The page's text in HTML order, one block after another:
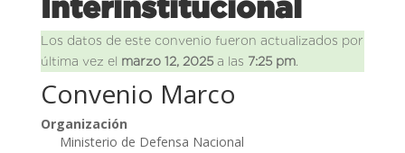
Los datos de este convenio fueron actualizados por
última vez el marzo 12, 2025a las 7:25 pm.
Convenio Marco
Organización
Ministerio de Defensa Nacional